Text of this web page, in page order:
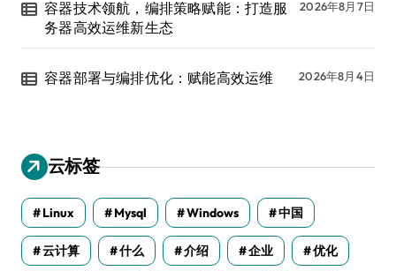
容器技术领航，编排策略赋能：打造服
务器高效运维新生态
2026年8月7日
容器部署与编排优化：赋能高效运维 2026年8月4日
云标签
Linux Mysql Windows 中国
云计算 什么 介绍 企业 优化